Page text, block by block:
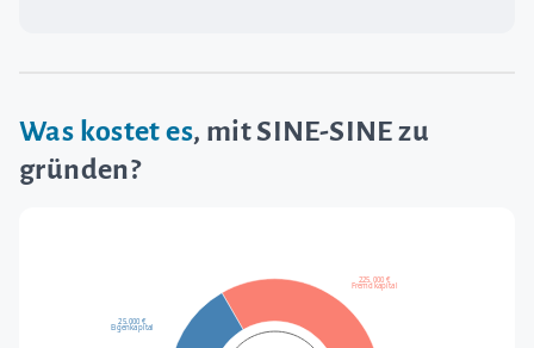
Was kostet es, mit SINE-SINE zu
gründen?
225.000 €
Fremdkapital
25.000 €
Eigenkapital